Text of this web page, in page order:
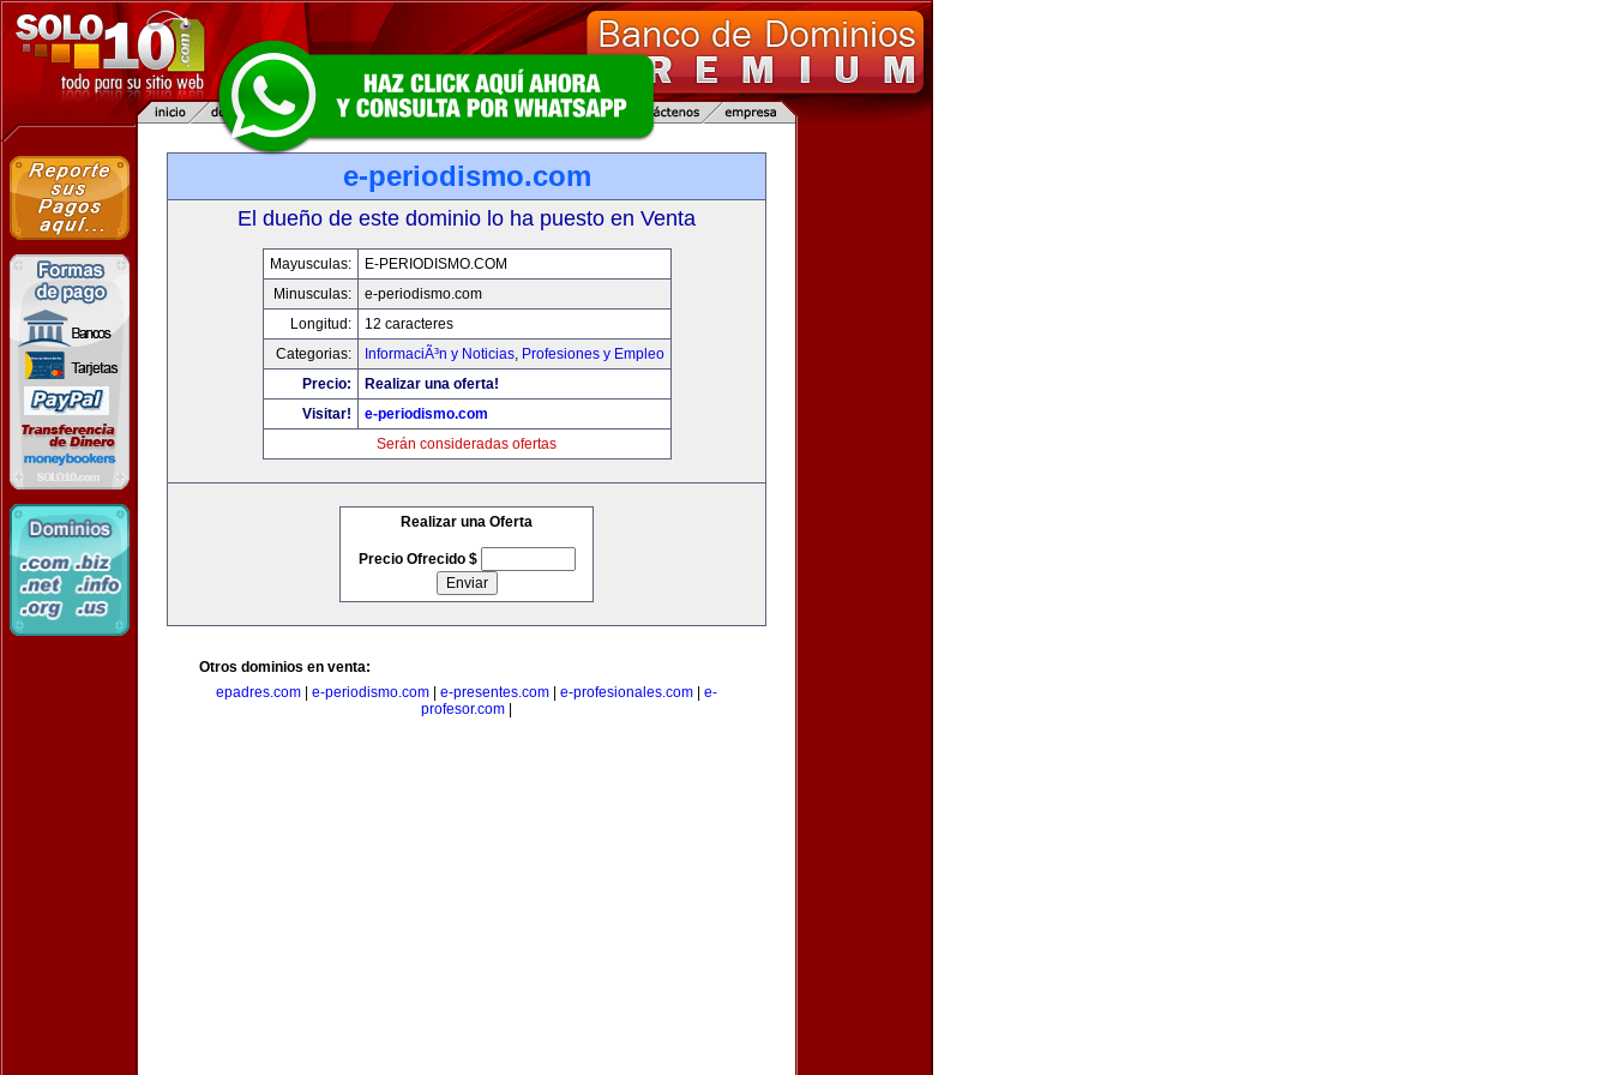
e-periodismo.com
El dueño de este dominio lo ha puesto en Venta
Mayusculas:
E-PERIODISMO.COM
Minusculas:
e-periodismo.com
Longitud:
12 caracteres
Categorias:
InformaciÃ³n y Noticias, Profesiones y Empleo
Precio:
Realizar una oferta!
Visitar!
e-periodismo.com
Serán consideradas ofertas
Realizar una Oferta
Precio Ofrecido $
Otros dominios en venta:
epadres.com
e-periodismo.com e-presentes.com e-profesionales.com
e-
profesor.com